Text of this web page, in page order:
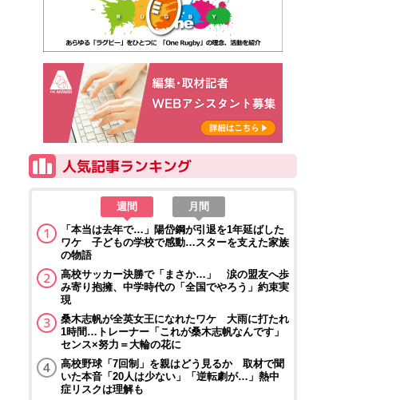
週間
月間
「本当は去年で…」陽岱鋼が引退を1年延ばした
ワケ 子どもの学校で感動…スターを支えた家族
の物語
高校サッカー決勝で「まさか…」 涙の盟友へ歩
み寄り抱擁、中学時代の「全国でやろう」約束実
現
桑木志帆が全英女王になれたワケ 大雨に打たれ
1時間…トレーナー「これが桑木志帆なんです」
センス×努力＝大輪の花に
高校野球「7回制」を親はどう見るか 取材で聞
いた本音「20人は少ない」「逆転劇が…」熱中
症リスクは理解も